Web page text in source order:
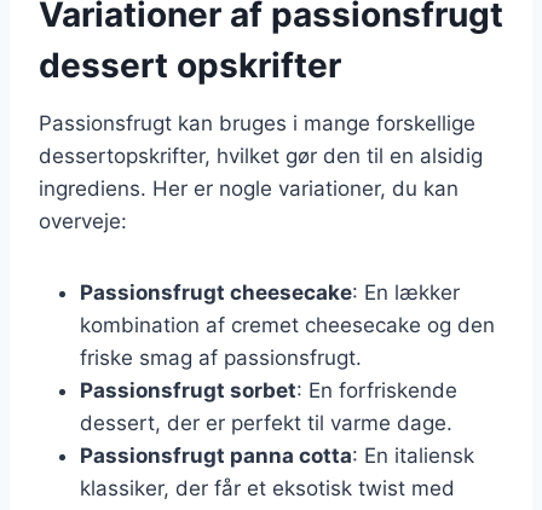
Variationer af passionsfrugt
dessert opskrifter
Passionsfrugt kan bruges i mange forskellige
dessertopskrifter, hvilket gør den til en alsidig
ingrediens. Her er nogle variationer, du kan
overveje:
Passionsfrugt cheesecake: En lækker
kombination af cremet cheesecake og den
friske smag af passionsfrugt.
Passionsfrugt sorbet: En forfriskende
dessert, der er perfekt til varme dage.
Passionsfrugt panna cotta: En italiensk
klassiker, der får et eksotisk twist med